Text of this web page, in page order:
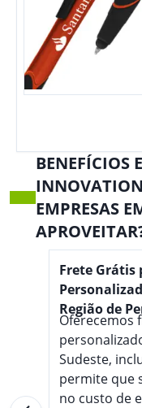
BENEFÍCIOS
EMPRESAS
Frete Grátis
Região de
Oferecemos
Sudeste,
permite que
no custo de